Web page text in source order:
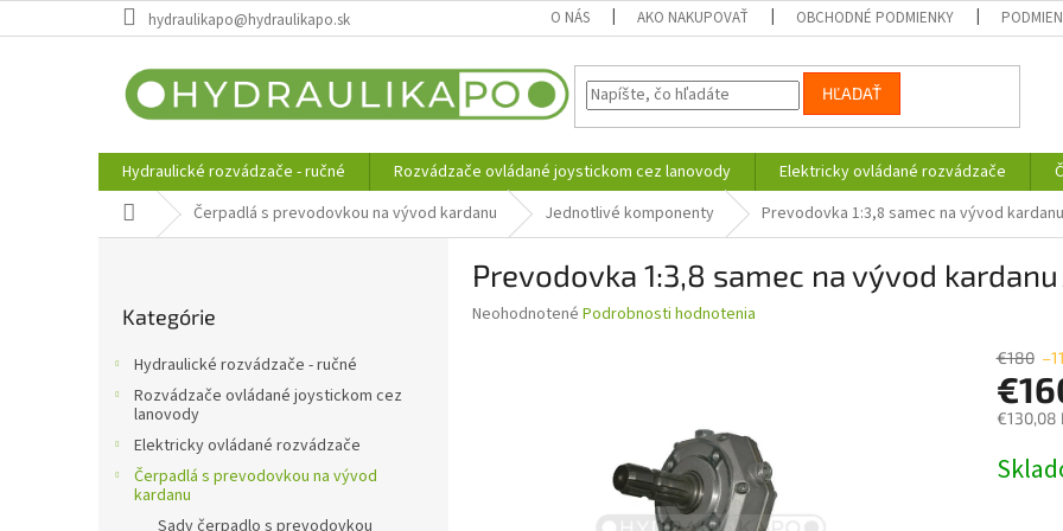
na
hydraulikapo@hydraulikapo.sk O NÁS AKO NAKUPOVAŤ OBCHODNÉ PODMIENKY
HĽADAŤ
Hydraulické rozvádzače - ručné Rozvádzače ovládané joystickom cez lanovody Elektricky ovládané rozvádzače
Domov Čerpadlá s prevodovkou na vývod kardanu Jednotlivé komponenty Prevodovka 1:3,8 samec na vývod kardanu
kategórie
Kategórie
Hydraulické rozvádzače - ručné
Rozvádzače ovládané joystickom cez
lanovody
Elektricky ovládané rozvádzače
Čerpadlá s prevodovkou na vývod
kardanu
Sady čerpadlo s prevodovkou
Prevodovka 1:3,8 samec na vývod kardanu
Priemerné
Neohodnotené Podrobnosti hodnotenia
€180
€130,08
cena: